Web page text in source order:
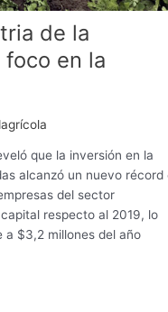
de la
en la
que la inversión en la
alcanzó un nuevo récord
del sector
respecto al 2019, lo
$3,2 millones del año